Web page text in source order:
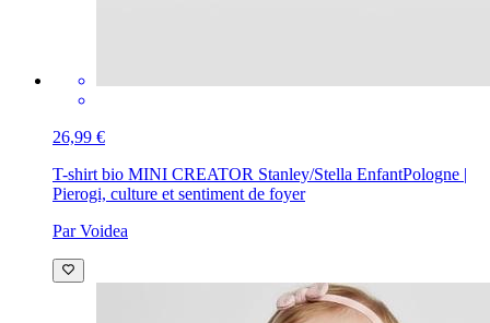
26,99 €
T-shirt bio MINI CREATOR Stanley/Stella EnfantPologne |
Pierogi, culture et sentiment de foyer
Par Voidea